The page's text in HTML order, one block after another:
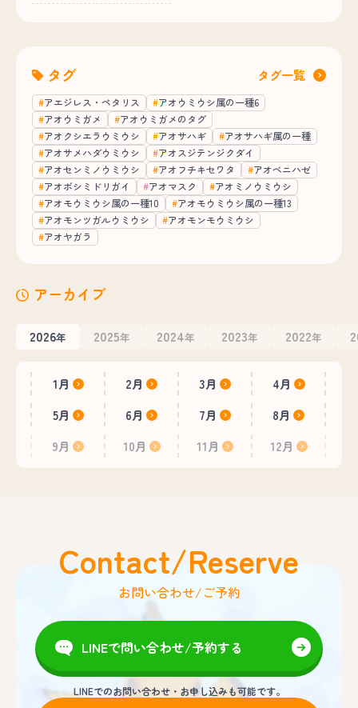
タグ タグ一覧
アエジレス・ペタリス
アオウミウシ属の一種6
アオウミガメ
アオウミガメのタグ
アオクシエラウミウシ
アオサハギ
アオサハギ属の一種
アオサメハダウミウシ
アオスジテンジクダイ
アオセンミノウミウシ
アオフチキセワタ
アオベニハゼ
アオボシミドリガイ
アオマスク
アオミノウミウシ
アオモウミウシ属の一種10
アオモウミウシ属の一種13
アオモンツガルウミウシ
アオモンモウミウシ
アオヤガラ
アーカイブ
2026年 2025年 2024年 2023年 2022年
1月 2月 3月
4月
5月
6月 7月
8月
9月
10月 11月 12月
Contact/Reserve
お問い合わせ/ご予約
LINEで問い合わせ/予約する
LINEでのお問い合わせ・お申し込みも可能です。